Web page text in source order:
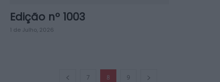
Edição nº 1003
1 de Julho, 2026
7 8 9